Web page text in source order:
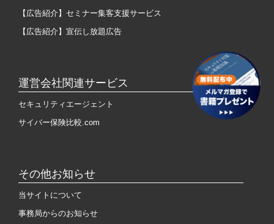
【広告紹介】セミナー集客支援サービス
【広告紹介】宣伝し放題広告
運営会社関連サービス
セキュリティエージェント
サイバー保険比較.com
その他お知らせ
当サイトについて
事務局からのお知らせ